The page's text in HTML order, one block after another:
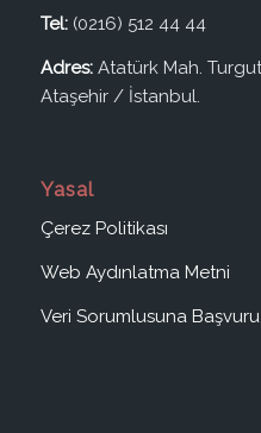
Tel:(0216) 512 44 44
Adres:Atatürk Mah. Turgut
Ataşehir / İstanbul.
Yasal
Çerez Politikası
Web Aydınlatma Metni
Veri Sorumlusuna